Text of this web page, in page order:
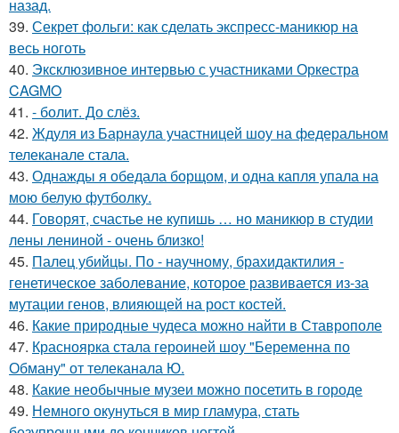
назад.
39. Секрет фольги: как сделать экспресс-маникюр на
весь ноготь
40. Эксклюзивное интервью с участниками Оркестра
CAGMO
41. - болит. До слёз.
42. Ждуля из Барнаула участницей шоу на федеральном
телеканале стала.
43. Однажды я обедала борщом, и одна капля упала на
мою белую футболку.
44. Говорят, счастье не купишь … но маникюр в студии
лены лениной - очень близко!
45. Палец убийцы. По - научному, брахидактилия -
генетическое заболевание, которое развивается из-за
мутации генов, влияющей на рост костей.
46. Какие природные чудеса можно найти в Ставрополе
47. Красноярка стала героиней шоу "Беременна по
Обману" от телеканала Ю.
48. Какие необычные музеи можно посетить в городе
49. Немного окунуться в мир гламура, стать